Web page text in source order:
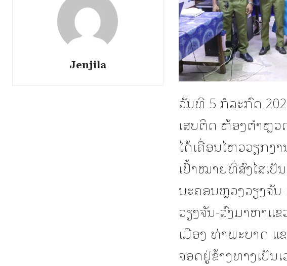
Jenjila
ວັນທີ 5 ກໍລະກົດ
ເສບຕິດ ຫ້ອງຕຳຫຼວ
ໄດ້ເຄື່ອນໄຫວວຽກງ
ເປົ້າໝາຍທີ່ສົງໄສເປັ
ນະຄອນຫຼວງວຽງຈັ
ວຽງຈັນ-ລົງມາຫາແ
ເມືອງ ທ່າພະບາດ ແ
ຈອດຢູ່ຂ້າງທາງເປັນ